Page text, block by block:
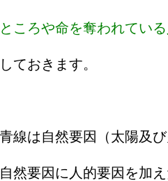
ころや命を奪われてい
ておきます。
線は自然要因（太陽及
然要因に人的要因を加